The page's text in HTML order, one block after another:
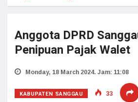
Anggota DPRD
Penipuan Pajak Walet
Monday, 18 March 2024. Jam: 11:08
KABUPATEN SANGGAU 33